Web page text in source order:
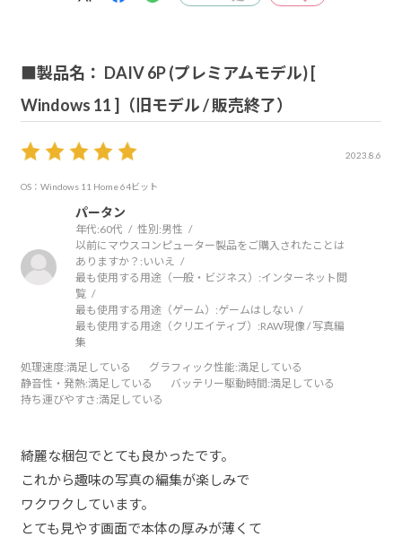
■製品名： DAIV 6P (プレミアムモデル) [
Windows 11 ]（旧モデル / 販売終了）
2023.8.6
OS：Windows 11 Home 64ビット
パータン
年代:60代 性別:男性
以前にマウスコンピューター製品をご購入されたことは
ありますか？: いいえ
最も使用する用途（一般・ビジネス）:インターネット閲
覧
最も使用する用途（ゲーム）:ゲームはしない
最も使用する用途（クリエイティブ）:RAW現像 / 写真編
集
処理速度:満足している グラフィック性能:満足している
静音性・発熱:満足している バッテリー駆動時間 :満足している
持ち運びやすさ :満足している
綺麗な梱包でとても良かったです。
これから趣味の写真の編集が楽しみで
ワクワクしています。
とても見やす画面で本体の厚みが薄くて